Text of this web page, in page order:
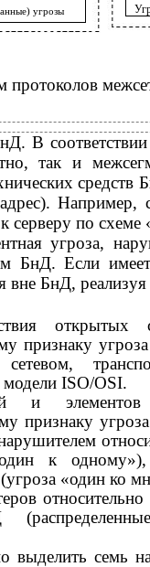
угрозы
В
так и
средств
Например,
серверу по схеме
угроза,
БнД. Если
вне БнД,
открытых
признаку
модели ISO/OSI.
и
признаку
к
«один ко
относительно
выделить семь